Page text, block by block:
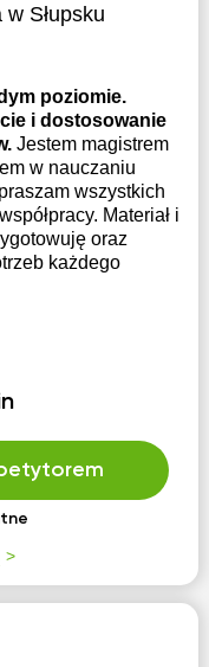
Słupsku
poziomie.
i dostosowanie
Jestem magistrem
w nauczaniu
wszystkich
Materiał i
oraz
każdego